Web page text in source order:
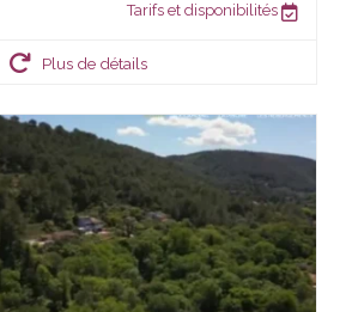
Tarifs et disponibilités
Plus de détails